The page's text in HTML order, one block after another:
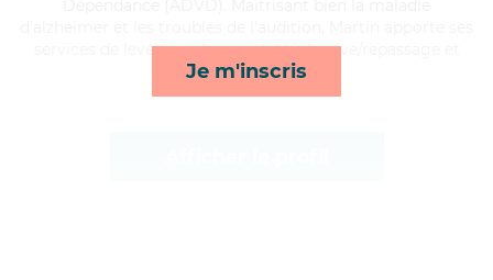
Je m'inscris
services de lever/coucher, mobilité, lessive/repassage et
transports*